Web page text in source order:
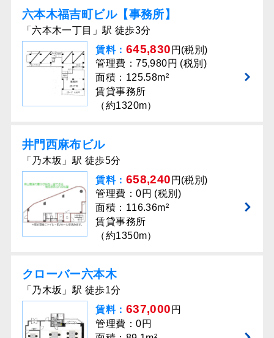
六本木福吉町ビル【事務所】
「六本木一丁目」駅 徒歩3分
賃料： 645,830 円(税別)
管理費：75,980円 (税別)
面積：125.58m²
賃貸事務所
（約1320m）
井門西麻布ビル
「乃木坂」駅 徒歩5分
賃料： 658,240 円(税別)
管理費：0円 (税別)
面積：116.36m²
賃貸事務所
（約1350m）
クローバー六本木
「乃木坂」駅 徒歩1分
賃料： 637,000 円
管理費：0円